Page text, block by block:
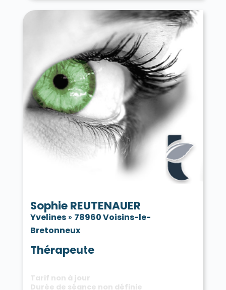
Sophie REUTENAUER
Yvelines» 78960 Voisins-le-
Bretonneux
Thérapeute
Tarif non à jour
Durée de séance non définie